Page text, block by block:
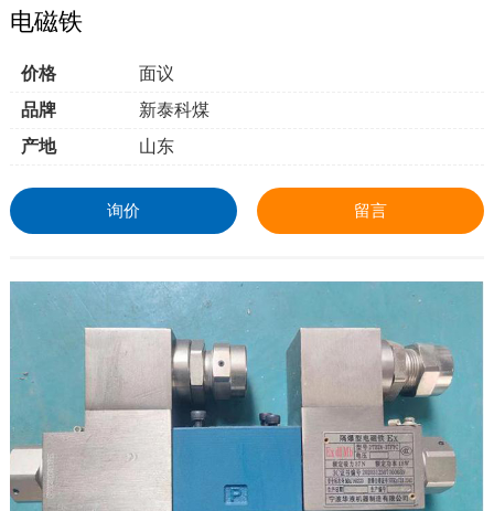
电磁铁
价格
面议
品牌
新泰科煤
产地
山东
询价 留言